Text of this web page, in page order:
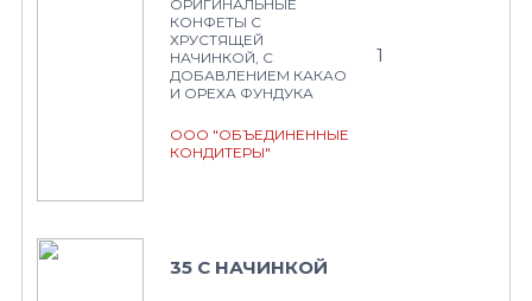
ОРИГИНАЛЬНЫЕ
КОНФЕТЫ С
ХРУСТЯЩЕЙ
НАЧИНКОЙ, С
ДОБАВЛЕНИЕМ КАКАО
И ОРЕХА ФУНДУКА
ООО "ОБЪЕДИНЕННЫЕ
КОНДИТЕРЫ"
1
35 С НАЧИНКОЙ